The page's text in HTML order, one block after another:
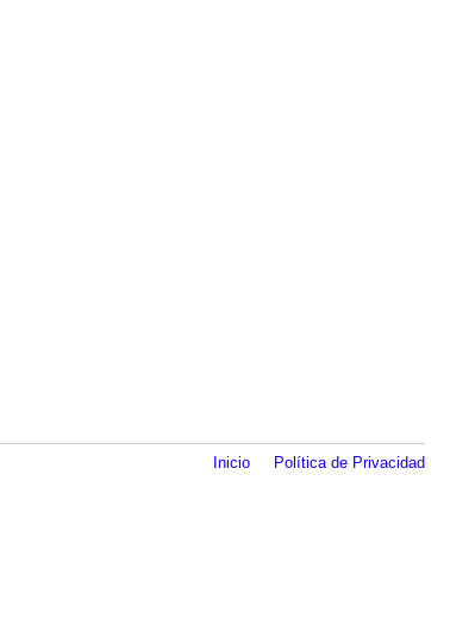
Inicio Política de Privacidad